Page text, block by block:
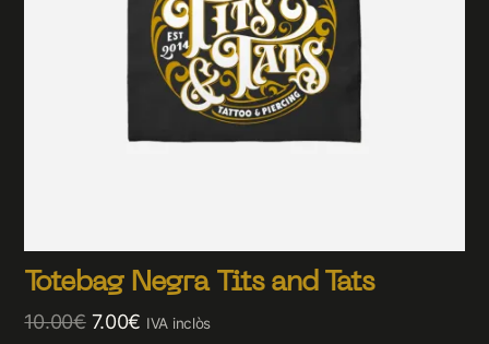
Totebag Negra Tits and Tats
10.00€ 7.00€ IVA inclòs